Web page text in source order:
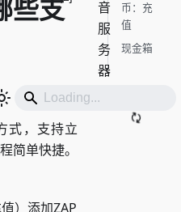
音
服
务
器
些支
式，支持立
简单快捷。
）添加ZAP
币：充
值
现金箱